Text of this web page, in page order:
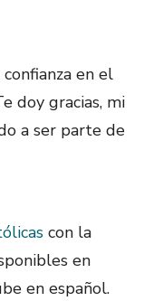
en el
doy gracias, mi
a ser parte de
con la
en
en español.